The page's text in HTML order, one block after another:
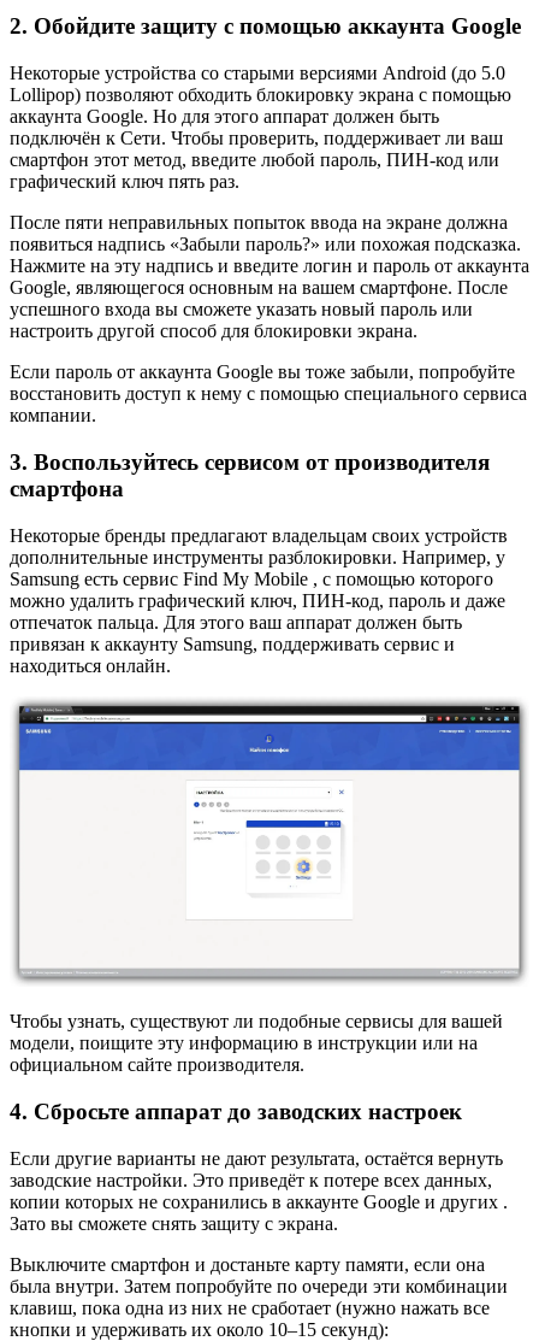
2. Обойдите защиту с помощью аккаунта Google
Некоторые устройства со старыми версиями Android (до 5.0
Lollipop) позволяют обходить блокировку экрана с помощью
аккаунта Google. Но для этого аппарат должен быть
подключён к Сети. Чтобы проверить, поддерживает ли ваш
смартфон этот метод, введите любой пароль, ПИН-код или
графический ключ пять раз.
После пяти неправильных попыток ввода на экране должна
появиться надпись «Забыли пароль?» или похожая подсказка.
Нажмите на эту надпись и введите логин и пароль от аккаунта
Google, являющегося основным на вашем смартфоне. После
успешного входа вы сможете указать новый пароль или
настроить другой способ для блокировки экрана.
Если пароль от аккаунта Google вы тоже забыли, попробуйте
восстановить доступ к нему с помощью специального сервиса
компании.
3. Воспользуйтесь сервисом от производителя
смартфона
Некоторые бренды предлагают владельцам своих устройств
дополнительные инструменты разблокировки. Например, у
Samsung есть сервис Find My Mobile , с помощью которого
можно удалить графический ключ, ПИН-код, пароль и даже
отпечаток пальца. Для этого ваш аппарат должен быть
привязан к аккаунту Samsung, поддерживать сервис и
находиться онлайн.
Чтобы узнать, существуют ли подобные сервисы для вашей
модели, поищите эту информацию в инструкции или на
официальном сайте производителя.
4. Сбросьте аппарат до заводских настроек
Если другие варианты не дают результата, остаётся вернуть
заводские настройки. Это приведёт к потере всех данных,
копии которых не сохранились в аккаунте Google и других .
Зато вы сможете снять защиту с экрана.
Выключите смартфон и достаньте карту памяти, если она
была внутри. Затем попробуйте по очереди эти комбинации
клавиш, пока одна из них не сработает (нужно нажать все
кнопки и удерживать их около 10–15 секунд):